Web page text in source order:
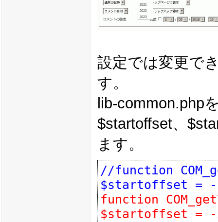
設定では変更で
す。
lib-common.php
$startoffset、
ます。
//function
$startoffset = -
function
$startoffset = -